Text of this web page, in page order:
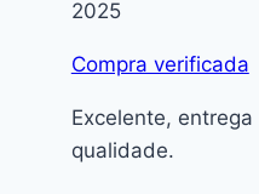
2025
Compra verificada
Excelente,
qualidade.